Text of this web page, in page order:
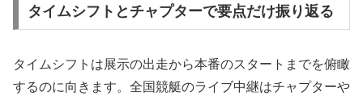
タイムシフトとチャプターで要点だけ振り返る
タイムシフトは展示の出走から本番のスタートまでを俯瞰
するのに向きます。全国競艇のライブ中継はチャプターや